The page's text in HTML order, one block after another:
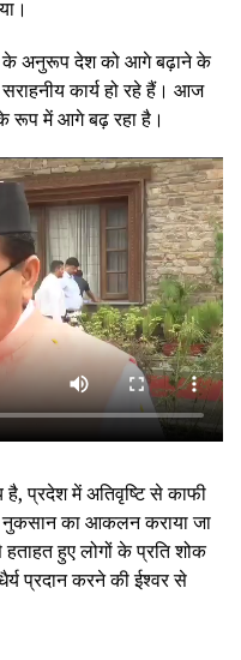
के अनुरूप देश को आगे बढ़ाने के
कार्य हो रहे हैं। आज
रूप में आगे बढ़ रहा है।
प्रदेश में अतिवृष्टि से काफी
का आकलन कराया जा
हुए लोगों के प्रति शोक
प्रदान करने की ईश्वर से